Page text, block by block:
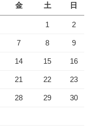
金 土 日
1 2
7 8 9
14 15 16
21 22 23
28 29 30